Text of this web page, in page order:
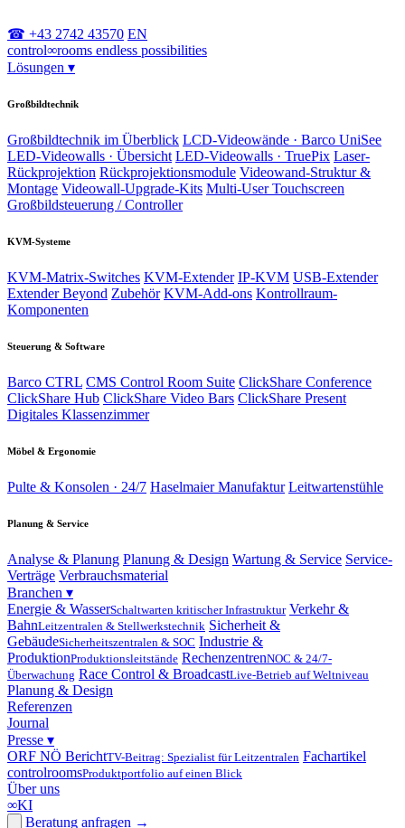
☎ +43 2742 43570 EN
control∞rooms endless possibilities
Lösungen ▾
Großbildtechnik
Großbildtechnik im Überblick LCD-Videowände · Barco UniSee
LED-Videowalls · Übersicht LED-Videowalls · TruePix Laser-
Rückprojektion Rückprojektionsmodule Videowand-Struktur &
Montage Videowall-Upgrade-Kits Multi-User Touchscreen
Großbildsteuerung / Controller
KVM-Systeme
KVM-Matrix-Switches KVM-Extender IP-KVM USB-Extender
Extender Beyond Zubehör KVM-Add-ons Kontrollraum-
Komponenten
Steuerung & Software
Barco CTRL CMS Control Room Suite ClickShare Conference
ClickShare Hub ClickShare Video Bars ClickShare Present
Digitales Klassenzimmer
Möbel & Ergonomie
Pulte & Konsolen · 24/7 Haselmaier Manufaktur Leitwartenstühle
Planung & Service
Analyse & Planung Planung & Design Wartung & Service Service-
Verträge Verbrauchsmaterial
Branchen ▾
Energie & WasserSchaltwarten kritischer Infrastruktur Verkehr &
BahnLeitzentralen & Stellwerkstechnik Sicherheit &
GebäudeSicherheitszentralen & SOC Industrie &
ProduktionProduktionsleitstände RechenzentrenNOC & 24/7-
Überwachung Race Control & BroadcastLive-Betrieb auf Weltniveau
Planung & Design
Referenzen
Journal
Presse ▾
ORF NÖ BerichtTV-Beitrag: Spezialist für Leitzentralen Fachartikel
controlroomsProduktportfolio auf einen Blick
Über uns
∞KI
Beratung anfragen →